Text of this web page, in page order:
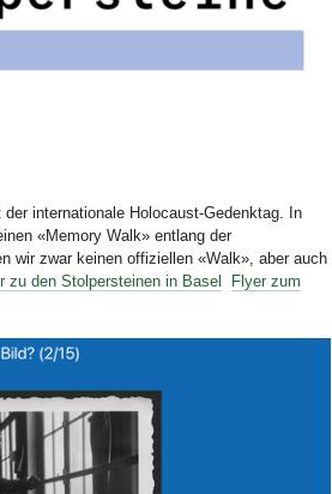
internationale Holocaust-Gedenktag. In
«Memory Walk» entlang der
wir zwar keinen offiziellen «Walk», aber auch
zu den Stolpersteinen in Basel
Flyer zum